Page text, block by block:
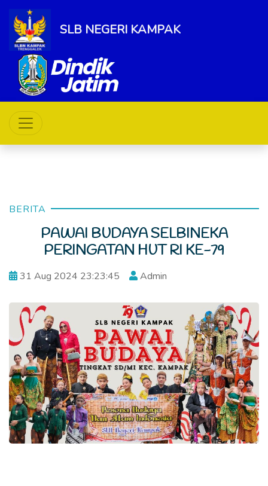
SLB NEGERI KAMPAK
BERITA
PAWAI BUDAYA SELBINEKA
PERINGATAN HUT RI KE-79
31 Aug 2024 23:23:45 Admin